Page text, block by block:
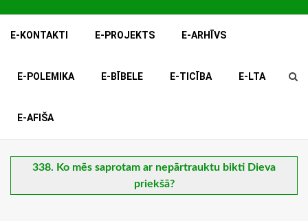
E-KONTAKTI E-PROJEKTS E-ARHĪVS
E-POLEMIKA E-BĪBELE E-TICĪBA E-LTA
E-AFIŠA
338. Ko mēs saprotam ar nepārtrauktu bikti Dieva
priekšā?